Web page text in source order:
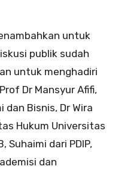
untuk
publik sudah
untuk menghadiri
Dr Mansyur Afifi,
dan Bisnis, Dr Wira
Hukum Universitas
Suhaimi dari PDIP,
dan